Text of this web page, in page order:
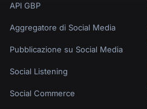
API GBP
Aggregatore di Social Media
Pubblicazione su Social Media
Social Listening
Social Commerce